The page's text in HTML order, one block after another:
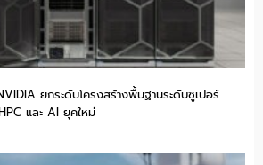
ยกระดับโครงสร้างพื้นฐานระดับซูเปอร์
และ AI ยุคใหม่